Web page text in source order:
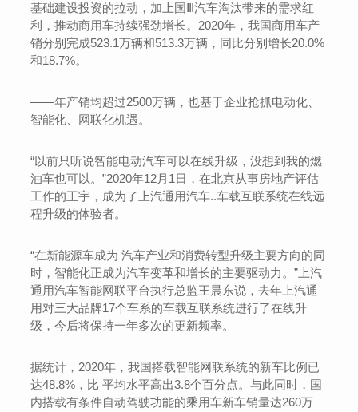
基础建设投资的拉动，加上国Ⅲ汽车淘汰带来的需求红
利，推动商用车持续强劲增长。2020年，我国商用车产
销分别完成523.1万辆和513.3万辆，同比分别增长20.0%
和18.7%。
——年产销均超过2500万辆，也基于企业抢抓电动化、
智能化、网联化机遇。
“以前只听说智能电动汽车可以在线升级，没想到我的燃
油车也可以。”2020年12月1日，在北京从事房地产评估
工作的王宇，成为了上汽通用汽车..车载互联系统在线远
程升级的体验者。
“在新能源车成为 汽车产业和消费转型升级主要方向的同
时，智能化正成为汽车变革和增长的主要驱动力。”上汽
通用汽车智能网联平台执行总监王晨东说，去年上汽通
用对三大品牌17个车系的车载互联系统进行了在线升
级，今后将保持一年多次的更新频率。
据统计，2020年，我国搭载智能网联系统的新车比例已
达48.8%，比 平均水平高出3.8个百分点。与此同时，国
内搭载有条件自动驾驶功能的乘用车新车销量达260万